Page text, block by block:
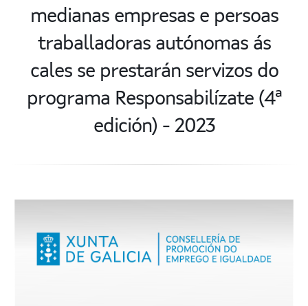
medianas empresas e persoas
traballadoras autónomas ás
cales se prestarán servizos do
programa Responsabilízate (4ª
edición) - 2023